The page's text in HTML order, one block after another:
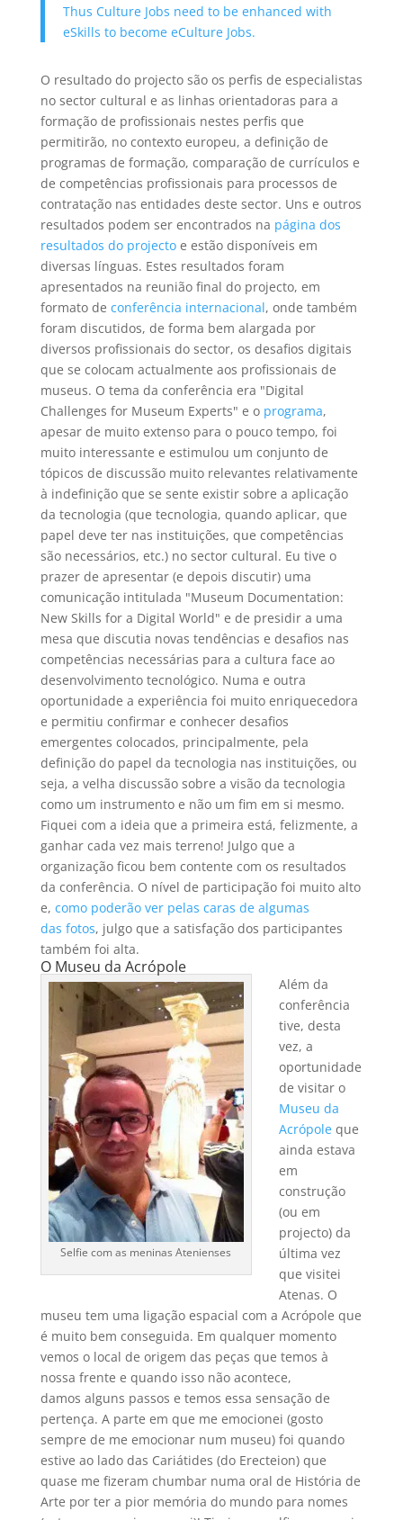
Thus Culture Jobs need to be enhanced with
eSkills to become eCulture Jobs.
O resultado do projecto são os perfis de especialistas
no sector cultural e as linhas orientadoras para a
formação de profissionais nestes perfis que
permitirão, no contexto europeu, a definição de
programas de formação, comparação de currículos e
de competências profissionais para processos de
contratação nas entidades deste sector. Uns e outros
resultados podem ser encontrados na página dos
resultados do projectoe estão disponíveis em
diversas línguas. Estes resultados foram
apresentados na reunião final do projecto, em
formato de conferência internacional, onde também
foram discutidos, de forma bem alargada por
diversos profissionais do sector, os desafios digitais
que se colocam actualmente aos profissionais de
museus. O tema da conferência era "Digital
Challenges for Museum Experts" e o programa,
apesar de muito extenso para o pouco tempo, foi
muito interessante e estimulou um conjunto de
tópicos de discussão muito relevantes relativamente
à indefinição que se sente existir sobre a aplicação
da tecnologia (que tecnologia, quando aplicar, que
papel deve ter nas instituições, que competências
são necessários, etc.) no sector cultural. Eu tive o
prazer de apresentar (e depois discutir) uma
comunicação intitulada "Museum Documentation:
New Skills for a Digital World" e de presidir a uma
mesa que discutia novas tendências e desafios nas
competências necessárias para a cultura face ao
desenvolvimento tecnológico. Numa e outra
oportunidade a experiência foi muito enriquecedora
e permitiu confirmar e conhecer desafios
emergentes colocados, principalmente, pela
definição do papel da tecnologia nas instituições, ou
seja, a velha discussão sobre a visão da tecnologia
como um instrumento e não um fim em si mesmo.
Fiquei com a ideia que a primeira está, felizmente, a
ganhar cada vez mais terreno! Julgo que a
organização ficou bem contente com os resultados
da conferência. O nível de participação foi muito alto
e, como poderão ver pelas caras de algumas
das fotos, julgo que a satisfação dos participantes
também foi alta.
O Museu da Acrópole
Selfie com as meninas Atenienses
Além da
conferência
tive, desta
vez, a
oportunidade
de visitar o
Museu da
Acrópoleque
ainda estava
em
construção
(ou em
projecto) da
última vez
que visitei
Atenas. O
museu tem uma ligação espacial com a Acrópole que
é muito bem conseguida. Em qualquer momento
vemos o local de origem das peças que temos à
nossa frente e quando isso não acontece,
damos alguns passos e temos essa sensação de
pertença. A parte em que me emocionei (gosto
sempre de me emocionar num museu) foi quando
estive ao lado das Cariátides (do Erecteion) que
quase me fizeram chumbar numa oral de História de
Arte por ter a pior memória do mundo para nomes